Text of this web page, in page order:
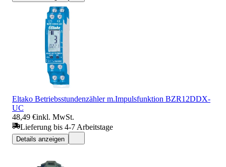
Eltako Betriebsstundenzähler m.Impulsfunktion BZR12DDX-
UC
48,49 €inkl. MwSt.
Lieferung bis 4-7 Arbeitstage
Details anzeigen